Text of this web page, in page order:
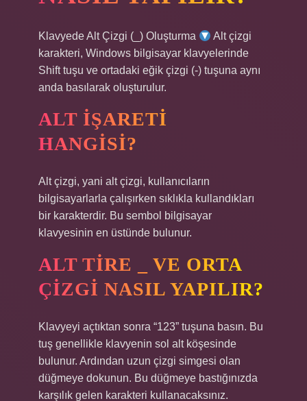
Klavyede Alt Çizgi (_) Oluşturma
Alt çizgi
karakteri, Windows bilgisayar klavyelerinde
Shift tuşu ve ortadaki eğik çizgi (-) tuşuna aynı
anda basılarak oluşturulur.
ALT IŞARETI
HANGISI?
Alt çizgi, yani alt çizgi, kullanıcıların
bilgisayarlarla çalışırken sıklıkla kullandıkları
bir karakterdir. Bu sembol bilgisayar
klavyesinin en üstünde bulunur.
ALT TIRE _ VE ORTA
ÇIZGI NASIL YAPILIR?
Klavyeyi açtıktan sonra “123” tuşuna basın. Bu
tuş genellikle klavyenin sol alt köşesinde
bulunur. Ardından uzun çizgi simgesi olan
düğmeye dokunun. Bu düğmeye bastığınızda
karşılık gelen karakteri kullanacaksınız.